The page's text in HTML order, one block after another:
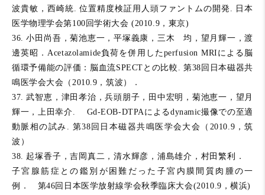
波貴敏，西崎統. 位置精度検証用人頭ファントムの開発. 日本
医学物理学会第100回学術大会 (2010.9，東京)
36. 小田尚吾，菊池恵一，平塚義康，三木 均，望月輝一，渡
邊英昭．Acetazolamide負荷を併用したperfusion MRIによる脳
循環予備能の評価：脳血流SPECTとの比較. 第38回日本磁器共
鳴医学会大会（2010.9，筑波）．
37. 武智恵，津田孝治，兵頭朋子，田中宏明，菊池恵一，望月
輝一，上田幸介. Gd-EOB-DTPAによるdynamic撮像での至適
動脈相の試み. 第38回日本磁器共鳴医学会大会（2010.9，筑
波）
38. 起塚香子，吉岡真二，清水輝彦，浦島雄介，村田繁利．
子宮腺筋症との鑑別が困難だった子宮内膜間質肉腫の一
例． 第46回日本医学放射線学会秋季臨床大会(2010.9，横浜)